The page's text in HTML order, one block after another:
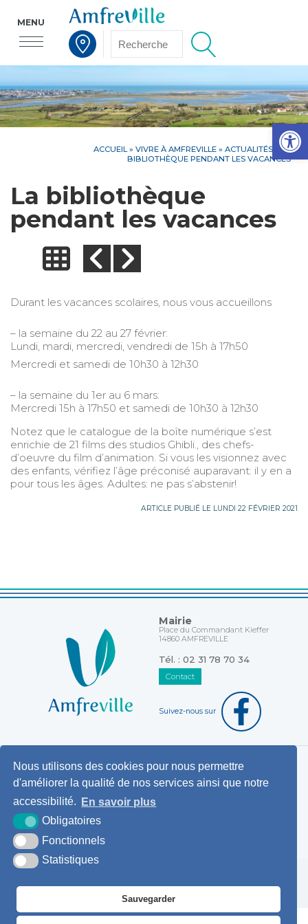
Nous utilisons des cookies pour nous permettre
d'améliorer la qualité de nos services ainsi que notre
accessibilité.
En savoir plus
Obligatoires
Fonctionnels
Statistiques
Sauvegarder
Voir la carte interactive
MENU
ACCUEIL » VIVRE À AMFREVILLE » ACTUALITÉS » LA
BIBLIOTHÈQUE PENDANT LES VACANCES
La bibliothèque
pendant les vacances
Durant les vacances scolaires, nous vous accueillons
– la semaine du 22 au 27 février:
Lundi, mardi, mercredi, vendredi de 15h à 17h50
Mercredi et samedi de 10h30 à 12h30
– la semaine du 1er au 6 mars:
Mercredi 15h à 17h50 et samedi de 10h30 à 12h30
Notez que le catalogue de la boîte numérique s’est
enrichie de 21 films des studios Ghibli., des chefs-
d’oeuvre du film d’animation. Si vous les visionnez avec
des enfants, vérifiez l’âge préconisé auparavant: il y en a
pour tous les âges. Adultes: ne pas s’abstenir!
ARTICLE PUBLIÉ LE LUNDI 22 FÉVRIER 2021
Mairie
Place du Commandant Kieffer
14860 AMFREVILLE
Tél. : 02 31 78 70 34
Contact
Suivez-nous sur
Horaires d'ouverture au public
Pemanences des élus
Démarches administratives
Agence postale communale
site
légales